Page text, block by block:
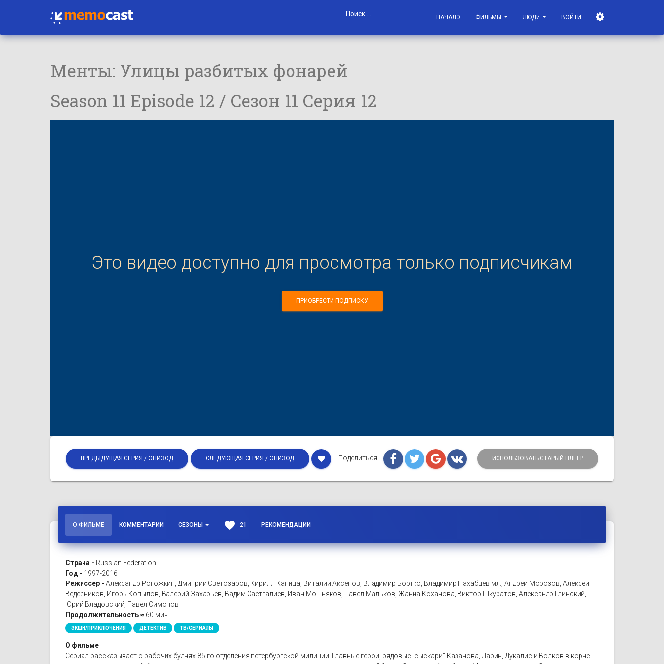
НАЧАЛО ФИЛЬМЫ ЛЮДИ ВОЙТИ
Менты: Улицы разбитых фонарей
Season 11 Episode 12 / Сезон 11 Серия 12
Это видео доступно для просмотра только подписчикам
ПРИОБРЕСТИ ПОДПИСКУ
ПРЕДЫДУЩАЯ СЕРИЯ / ЭПИЗОД СЛЕДУЮЩАЯ СЕРИЯ / ЭПИЗОД favorite Поделиться ИСПОЛЬЗОВАТЬ СТАРЫЙ ПЛЕЕР
О ФИЛЬМЕ КОММЕНТАРИИ СЕЗОНЫ favorite 21 РЕКОМЕНДАЦИИ
Страна - Russian Federation
Год - 1997-2016
Режиссер - Александр Рогожкин, Дмитрий Светозаров, Кирилл Капица, Виталий Аксёнов, Владимир Бортко, Владимир Нахабцев мл., Андрей Морозов, Алексей
Ведерников, Игорь Копылов, Валерий Захарьев, Вадим Саетгалиев, Иван Мошняков, Павел Мальков, Жанна Коханова, Виктор Шкуратов, Александр Глинский,
Юрий Владовский, Павел Симонов
Продолжительность ≈ 60 мин
ЭКШН/ПРИКЛЮЧЕНИЯ ДЕТЕКТИВ ТВ/СЕРИАЛЫ
О фильме
Сериал рассказывает о рабочих буднях 85-го отделения петербургской милиции. Главные герои, рядовые "сыскари" Казанова, Ларин, Дукалис и Волков в корне